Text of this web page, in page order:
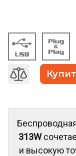
313W
и высокую